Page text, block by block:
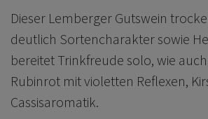
Dieser Lemberger Gutswein
deutlich Sortencharakter sowie
bereitet Trinkfreude solo, wie
Rubinrot mit violetten Reflexen,
Cassisaromatik.